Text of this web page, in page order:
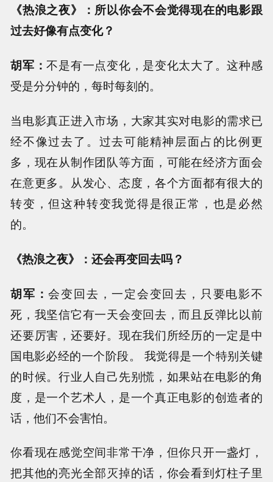
《热浪之夜》：所以你会不会觉得现在的电影跟
过去好像有点变化？
胡军：不是有一点变化，是变化太大了。这种感
受是分分钟的，每时每刻的。
当电影真正进入市场，大家其实对电影的需求已
经不像过去了。过去可能精神层面占的比例更
多，现在从制作团队等方面，可能在经济方面会
在意更多。从发心、态度，各个方面都有很大的
转变，但这种转变我觉得是很正常，也是必然
的。
《热浪之夜》：还会再变回去吗？
胡军：会变回去，一定会变回去，只要电影不
死，我坚信它有一天会变回去，而且反弹比以前
还要厉害，还要好。现在我们所经历的一定是中
国电影必经的一个阶段。 我觉得是一个特别关键
的时候。行业人自己先别慌，如果站在电影的角
度，是一个艺术人，是一个真正电影的创造者的
话，他们不会害怕。
你看现在感觉空间非常干净，但你只开一盏灯，
把其他的亮光全部灭掉的话，你会看到灯柱子里